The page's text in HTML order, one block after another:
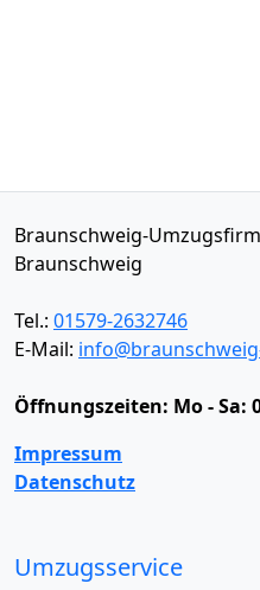
Braunschweig-
Braunschweig
Tel.: 01579-2632746
E-Mail:
Öffnungszeiten: Mo - Sa:
Impressum
Datenschutz
Umzugsservice